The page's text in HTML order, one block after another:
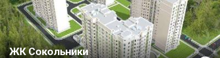
ЖК Сокольники